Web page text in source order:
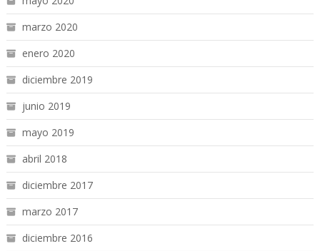
marzo 2020
enero 2020
diciembre 2019
junio 2019
mayo 2019
abril 2018
diciembre 2017
marzo 2017
diciembre 2016